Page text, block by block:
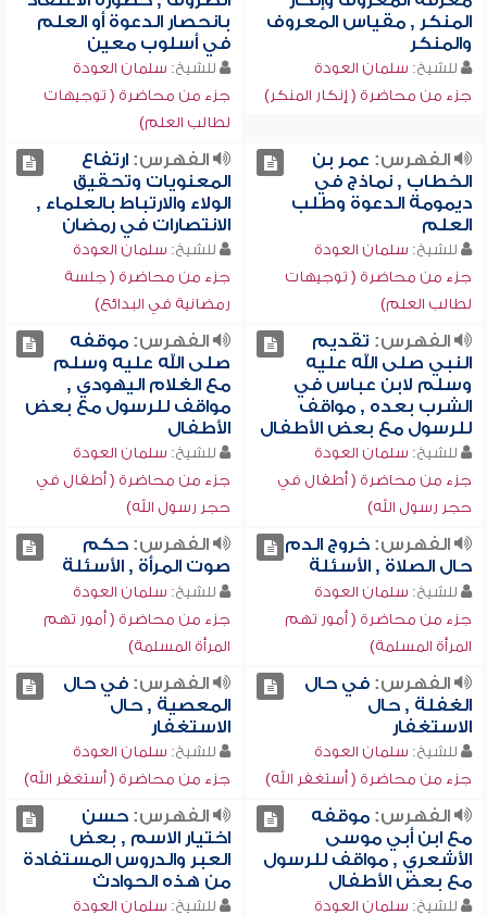
المنكر , مقياس المعروف
والمنكر
للشيخ: سلمان العودة
جزء من محاضرة ( إنكار المنكر)
بانحصار الدعوة أو العلم
في أسلوب معين
للشيخ: سلمان العودة
جزء من محاضرة ( توجيهات
لطالب العلم)
الفهرس: عمر بن
الخطاب , نماذج في
ديمومة الدعوة وطلب
العلم
للشيخ: سلمان العودة
جزء من محاضرة ( توجيهات
لطالب العلم)
الفهرس:ارتفاع
المعنويات وتحقيق
الولاء والارتباط بالعلماء ,
الانتصارات في رمضان
للشيخ: سلمان العودة
جزء من محاضرة ( جلسة
رمضانية في البدائع)
الفهرس: تقديم
النبي صلى الله عليه
وسلم لابن عباس في
الشرب بعده , مواقف
للرسول مع بعض الأطفال
للشيخ: سلمان العودة
جزء من محاضرة ( أطفال في
حجر رسول الله)
الفهرس:موقفه
صلى الله عليه وسلم
مع الغلام اليهودي ,
مواقف للرسول مع بعض
الأطفال
للشيخ: سلمان العودة
جزء من محاضرة ( أطفال في
حجر رسول الله)
الفهرس:خروج الدم
حال الصلاة , الأسئلة
للشيخ: سلمان العودة
جزء من محاضرة ( أمور تهم
المرأة المسلمة)
الفهرس:حكم
صوت المرأة , الأسئلة
للشيخ: سلمان العودة
جزء من محاضرة ( أمور تهم
المرأة المسلمة)
الفهرس:في حال
الغفلة , حال
الاستغفار
للشيخ: سلمان العودة
جزء من محاضرة ( أستغفر الله)
الفهرس:في حال
المعصية , حال
الاستغفار
للشيخ: سلمان العودة
جزء من محاضرة ( أستغفر الله)
الفهرس:موقفه
مع ابن أبي موسى
الأشعري , مواقف للرسول
مع بعض الأطفال
للشيخ: سلمان العودة
الفهرس:حسن
اختيار الاسم , بعض
العبر والدروس المستفادة
من هذه الحوادث
للشيخ: سلمان العودة